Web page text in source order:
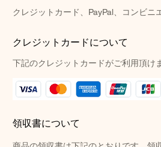
クレジットカード、PayPal、コンビニ
クレジットカードについて
下記のクレジットカードがご利用頂け
領収書について